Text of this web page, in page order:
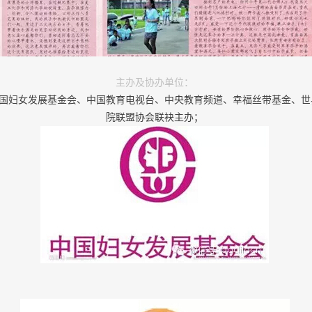
主办及协办单位：
妇女发展基金会、中国教育电视台、中央教育频道、幸福丝带基金、
院联盟协会联袂主办；